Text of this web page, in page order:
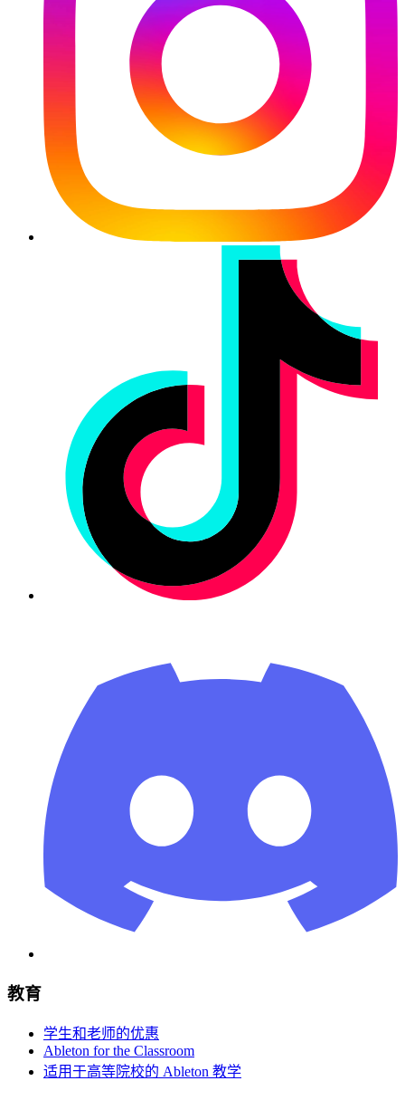
教育
学生和老师的优惠
Ableton for the Classroom
适用于高等院校的 Ableton 教学